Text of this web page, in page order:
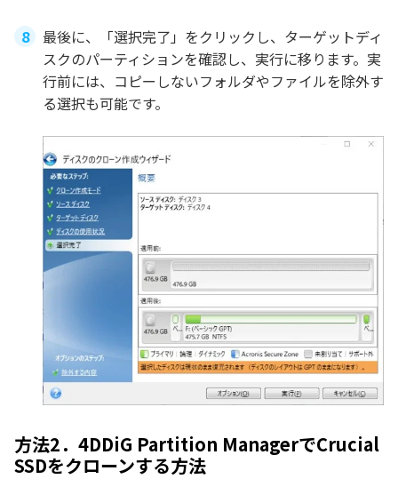
最後に、「選択完了」をクリックし、ターゲットディ
スクのパーティションを確認し、実行に移ります。実
行前には、コピーしないフォルダやファイルを除外す
る選択も可能です。
方法2．4DDiG Partition ManagerでCrucial
SSDをクローンする方法